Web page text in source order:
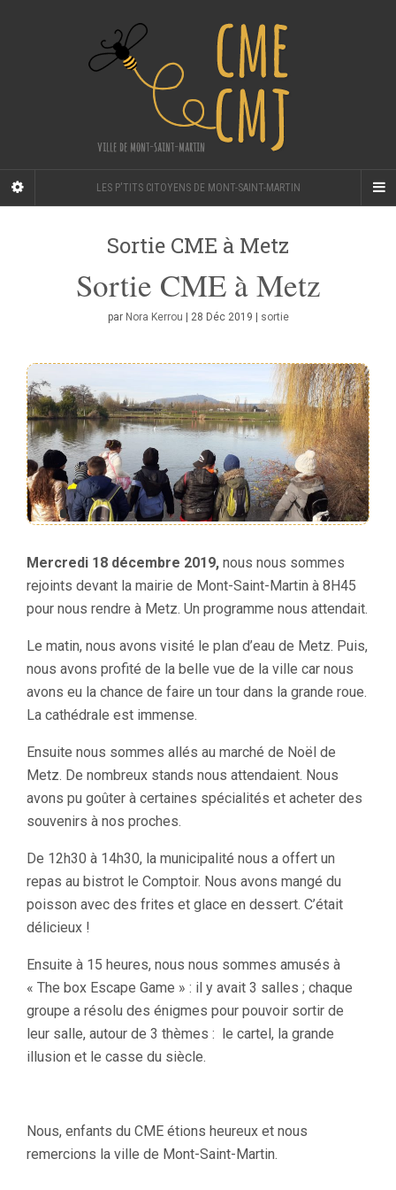
LES P'TITS CITOYENS DE MONT-SAINT-MARTIN
Sortie CME à Metz
Sortie CME à Metz
par Nora Kerrou 28 Déc 2019 sortie
Mercredi 18 décembre 2019, nous nous sommes
rejoints devant la mairie de Mont-Saint-Martin à 8H45
pour nous rendre à Metz. Un programme nous attendait.
Le matin, nous avons visité le plan d’eau de Metz. Puis,
nous avons profité de la belle vue de la ville car nous
avons eu la chance de faire un tour dans la grande roue.
La cathédrale est immense.
Ensuite nous sommes allés au marché de Noël de
Metz. De nombreux stands nous attendaient. Nous
avons pu goûter à certaines spécialités et acheter des
souvenirs à nos proches.
De 12h30 à 14h30, la municipalité nous a offert un
repas au bistrot le Comptoir. Nous avons mangé du
poisson avec des frites et glace en dessert. C’était
délicieux !
Ensuite à 15 heures, nous nous sommes amusés à
« The box Escape Game » : il y avait 3 salles ; chaque
groupe a résolu des énigmes pour pouvoir sortir de
leur salle, autour de 3 thèmes : le cartel, la grande
illusion et le casse du siècle.
Nous, enfants du CME étions heureux et nous
remercions la ville de Mont-Saint-Martin.